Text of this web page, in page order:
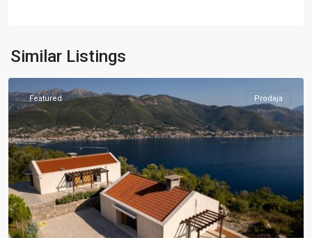
Similar Listings
Novi ,
Luštica
Featured Prodaja